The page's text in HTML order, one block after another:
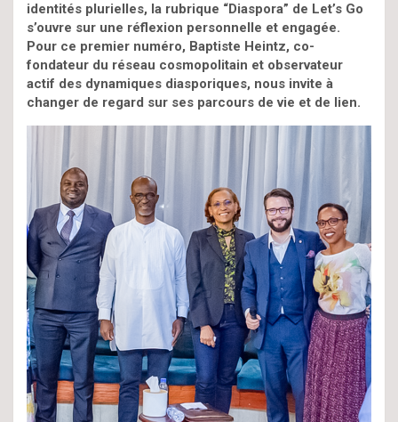
identités plurielles, la rubrique “Diaspora” de Let’s Go
s’ouvre sur une réflexion personnelle et engagée.
Pour ce premier numéro, Baptiste Heintz, co-
fondateur du réseau cosmopolitain et observateur
actif des dynamiques diasporiques, nous invite à
changer de regard sur ses parcours de vie et de lien.